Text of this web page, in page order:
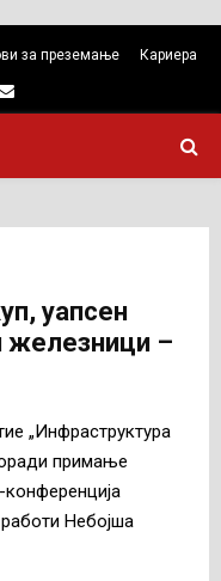
за преземање Кариера
Email
уапсен
железници –
„Инфраструктура
примање
Небојша